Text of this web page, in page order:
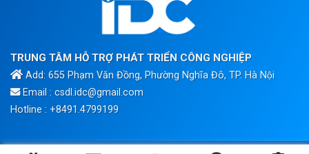
TRUNG TÂM HỖ TRỢ PHÁT TRIỂN CÔNG NGHIỆP
Add: 655 Phạm Văn Đồng, Phường Nghĩa Đô, TP. Hà Nội
Email : csdl.idc@gmail.com
Hotline : +8491.4799199